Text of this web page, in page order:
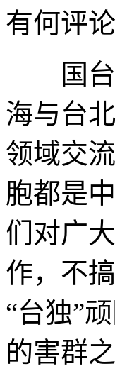
有何评论
国台
海与台
领域交
胞都是
们对广
作，不
“台独”
的害群